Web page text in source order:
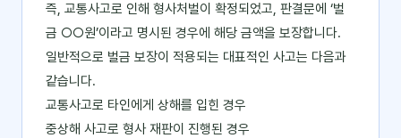
즉, 교통사고로 인해 형사처벌이 확정되었고, 판결문에 ‘벌
금 ○○원’이라고 명시된 경우에 해당 금액을 보장합니다.
일반적으로 벌금 보장이 적용되는 대표적인 사고는 다음과
같습니다.
교통사고로 타인에게 상해를 입힌 경우
중상해 사고로 형사 재판이 진행된 경우